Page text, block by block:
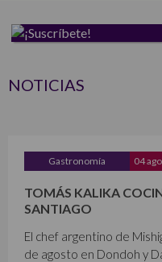
NOTICIAS
Gastronomía 04
TOMÁS KALIKA
SANTIAGO
El chef argentino de
de agosto en Dondoh y